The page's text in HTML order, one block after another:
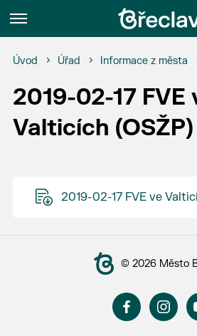
Menu
Úvod Úřad Informace z města
2019-02-17 FVE
Valticích (OSŽP)
2019-02-17 FVE ve
© 2026 Město